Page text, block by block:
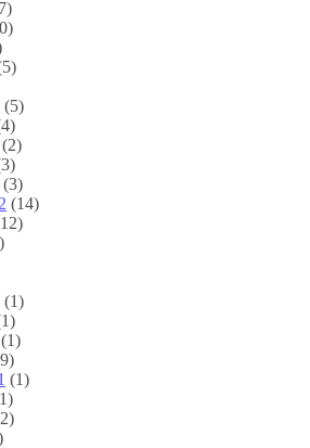
(5)
(2)
(3)
(14)
(1)
(1)
(1)